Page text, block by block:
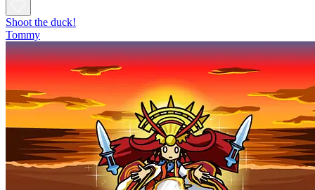
Shoot the duck!
Tommy